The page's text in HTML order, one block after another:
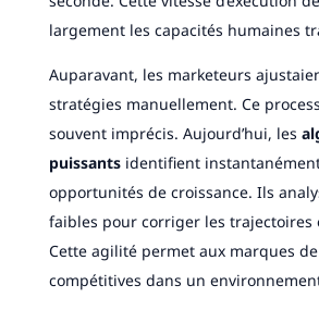
largement les capacités humaines
Auparavant, les marketeurs
stratégies manuellement. Ce
souvent imprécis. Aujourd’hui, les
puissantsidentifient
opportunités de croissance. Ils
faibles pour corriger les trajectoires
Cette agilité permet aux marques
compétitives dans un